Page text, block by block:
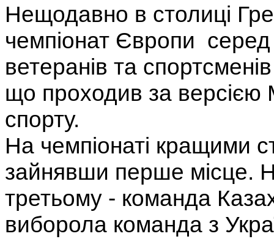
Нещодавно в столиці
чемпіонат Європи серед
ветеранів та
що проходив за версією
спорту.
На чемпіонаті кращими
зайнявши перше місце.
третьому - команда
виборола команда з